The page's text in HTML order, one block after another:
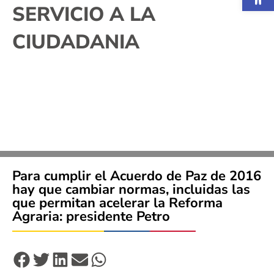
SERVICIO A LA
CIUDADANIA
Para cumplir el Acuerdo de Paz de 2016
hay que cambiar normas, incluidas las
que permitan acelerar la Reforma
Agraria: presidente Petro